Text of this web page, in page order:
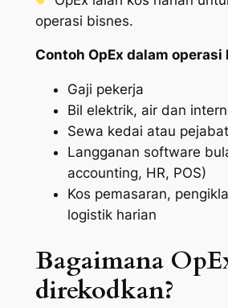
operasi bisnes.
Contoh OpEx dalam operasi
Gaji pekerja
Bil elektrik, air dan
Sewa kedai atau pejabat
Langganan software
accounting, HR, POS)
Kos pemasaran,
logistik harian
Bagaimana
direkodkan?